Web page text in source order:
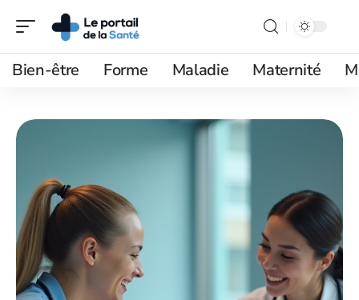
Bien-être Forme Maladie Maternité